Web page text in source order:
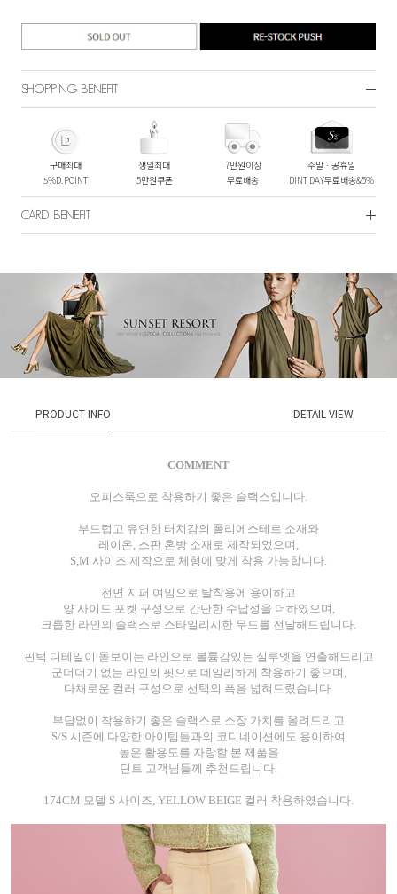
SHOPPING BENEFIT
구매최대
5%D.POINT
생일최대
5만원쿠폰
7만원이상
무료배송
주말ㆍ공휴일
DINT DAY무료배송&5%
CARD BENEFIT
PRODUCT INFO DETAIL VIEW
COMMENT
오피스룩으로 착용하기 좋은 슬랙스입니다.
부드럽고 유연한 터치감의 폴리에스테르 소재와
레이온, 스판 혼방 소재로 제작되었으며,
S,M 사이즈 제작으로 체형에 맞게 착용 가능합니다.
전면 지퍼 여밈으로 탈착용에 용이하고
양 사이드 포켓 구성으로 간단한 수납성을 더하였으며,
크롭한 라인의 슬랙스로 스타일리시한 무드를 전달해드립니다.
핀턱 디테일이 돋보이는 라인으로 볼륨감있는 실루엣을 연출해드리고
군더더기 없는 라인의 핏으로 데일리하게 착용하기 좋으며,
다채로운 컬러 구성으로 선택의 폭을 넓혀드렸습니다.
부담없이 착용하기 좋은 슬랙스로 소장 가치를 올려드리고
S/S 시즌에 다양한 아이템들과의 코디네이션에도 용이하여
높은 활용도를 자랑할 본 제품을
딘트 고객님들께 추천드립니다.
174CM 모델 S 사이즈, YELLOW BEIGE 컬러 착용하였습니다.